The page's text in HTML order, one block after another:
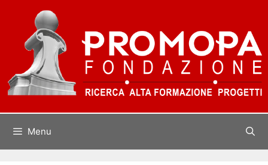
contenuto
Menu